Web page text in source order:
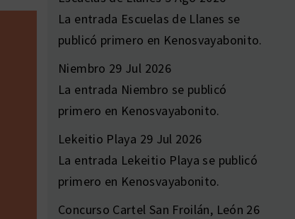
La entrada Escuelas de Llanes se
publicó primero en Kenosvayabonito.
Niembro 29 Jul 2026
La entrada Niembro se publicó
primero en Kenosvayabonito.
Lekeitio Playa 29 Jul 2026
La entrada Lekeitio Playa se publicó
primero en Kenosvayabonito.
Concurso Cartel San Froilán, León 26